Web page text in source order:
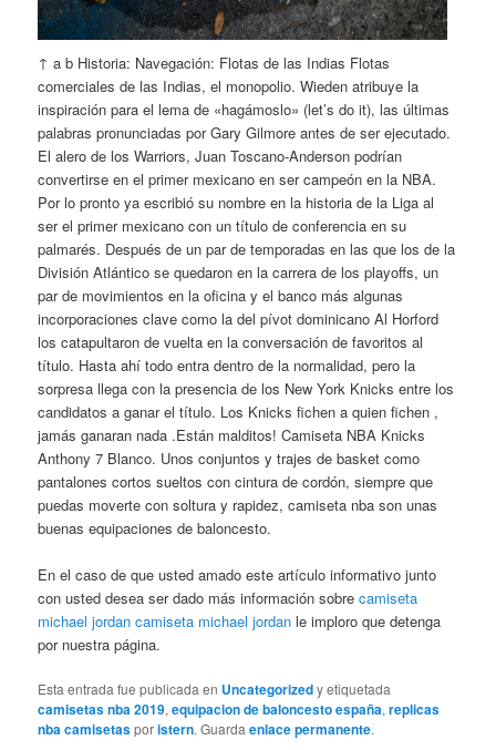
↑ a b Historia: Navegación: Flotas de las Indias Flotas
comerciales de las Indias, el monopolio. Wieden atribuye la
inspiración para el lema de «hagámoslo» (let’s do it), las últimas
palabras pronunciadas por Gary Gilmore antes de ser ejecutado.
El alero de los Warriors, Juan Toscano-Anderson podrían
convertirse en el primer mexicano en ser campeón en la NBA.
Por lo pronto ya escribió su nombre en la historia de la Liga al
ser el primer mexicano con un título de conferencia en su
palmarés. Después de un par de temporadas en las que los de la
División Atlántico se quedaron en la carrera de los playoffs, un
par de movimientos en la oficina y el banco más algunas
incorporaciones clave como la del pívot dominicano Al Horford
los catapultaron de vuelta en la conversación de favoritos al
título. Hasta ahí todo entra dentro de la normalidad, pero la
sorpresa llega con la presencia de los New York Knicks entre los
candidatos a ganar el título. Los Knicks fichen a quien fichen ,
jamás ganaran nada .Están malditos! Camiseta NBA Knicks
Anthony 7 Blanco. Unos conjuntos y trajes de basket como
pantalones cortos sueltos con cintura de cordón, siempre que
puedas moverte con soltura y rapidez, camiseta nba son unas
buenas equipaciones de baloncesto.
En el caso de que usted amado este artículo informativo junto
con usted desea ser dado más información sobrecamiseta
michael jordan camiseta michael jordan le imploro que detenga
por nuestra página.
Esta entrada fue publicada en Uncategorizedy etiquetada
camisetas nba 2019,equipacion de baloncesto españa,replicas
nba camisetasporistern. Guardaenlace permanente.